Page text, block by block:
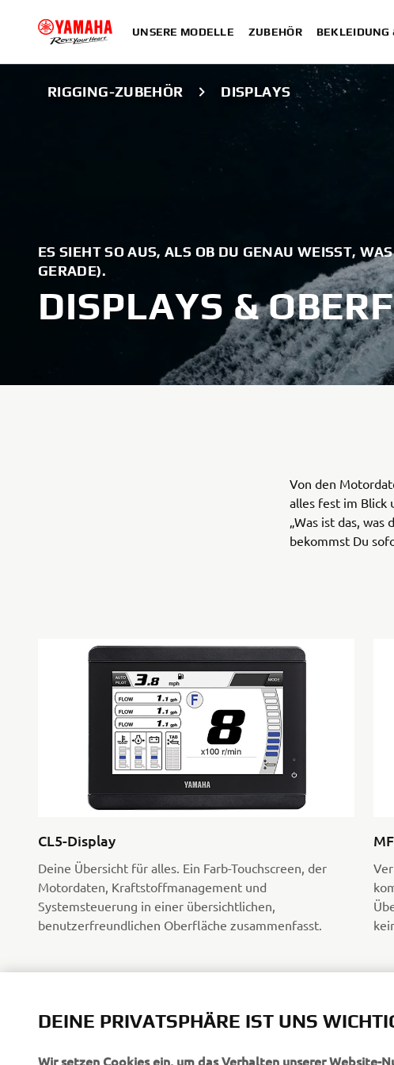
UNSERE MODELLE ZUBEHÖR BEKLEIDUNG
RIGGING-ZUBEHÖR DISPLAYS
ES SIEHT SO AUS, ALS OB DU GENAU WEISST,
ERADE).
DISPLAYS &
Von den
alles fest im Blick
„Was ist das,
bekommst Du
CL5-Display
Deine Übersicht für alles. Ein Farb-Touchscreen, der
Motordaten, Kraftstoffmanagement und
Systemsteuerung in einer übersichtlichen,
benutzerfreundlichen Oberfläche zusammenfasst.